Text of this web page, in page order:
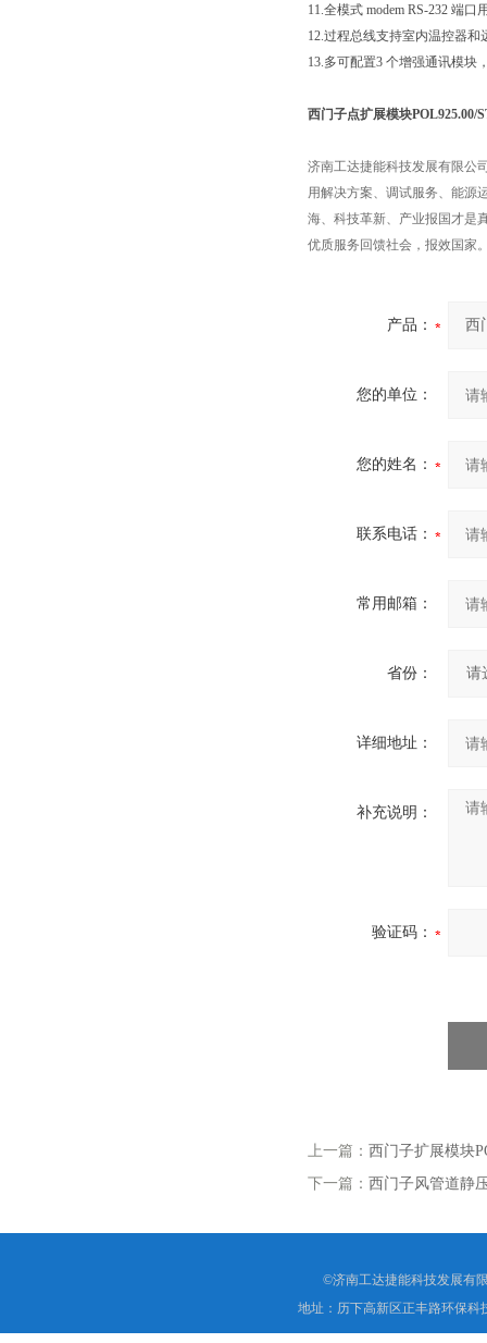
11.全模式 modem RS-232 端口
12.过程总线支持室内温控器
13.多可配置3 个增强通讯模块
西门子点扩展模块POL925.00/
济南工达捷能科技发展有限公
用解决方案、调试服务、能源
海、科技革新、产业报国才是
优质服务回馈社会，报效国家
产品：
您的单位：
您的姓名：
联系电话：
常用邮箱：
省份：
详细地址：
补充说明：
验证码：
上一篇： 西门子扩展模块
下一篇： 西门子风管道静
©济南工达捷能科技发展有
地址：历下高新区正丰路环保科